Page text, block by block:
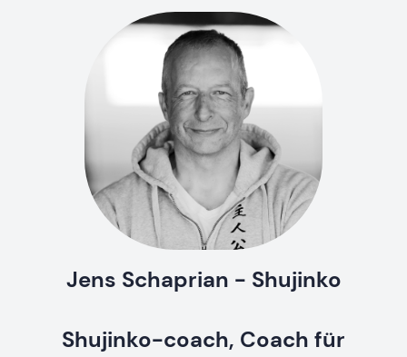
Jens Schaprian - Shujinko
Shujinko-coach, Coach für